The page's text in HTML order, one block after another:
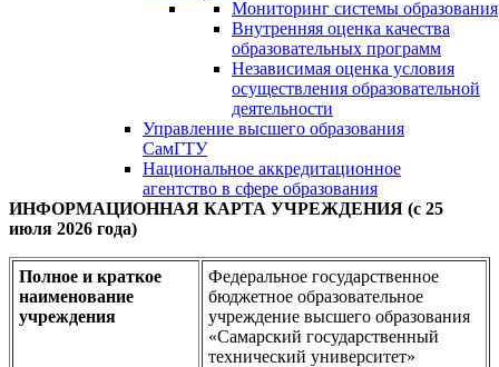
Мониторинг системы образования
Внутренняя оценка качества
образовательных программ
Независимая оценка условия
осуществления образовательной
деятельности
Управление высшего образования
СамГТУ
Национальное аккредитационное
агентство в сфере образования
ИНФОРМАЦИОННАЯ КАРТА УЧРЕЖДЕНИЯ (с 25
июля 2026 года)
Полное и краткое
наименование
учреждения
Федеральное государственное
бюджетное образовательное
учреждение высшего образования
«Самарский государственный
технический университет»